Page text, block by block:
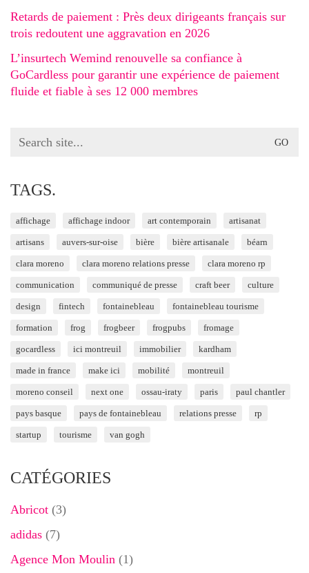
Retards de paiement : Près deux dirigeants français sur
trois redoutent une aggravation en 2026
L’insurtech Wemind renouvelle sa confiance à
GoCardless pour garantir une expérience de paiement
fluide et fiable à ses 12 000 membres
Search
TAGS.
affichage affichage indoor art contemporain artisanat
artisans auvers-sur-oise bière bière artisanale béarn
clara moreno clara moreno relations presse clara moreno rp
communication communiqué de presse craft beer culture
design fintech fontainebleau fontainebleau tourisme
formation frog frogbeer frogpubs fromage
gocardless ici montreuil immobilier kardham
made in france make ici mobilité montreuil
moreno conseil next one ossau-iraty paris paul chantler
pays basque pays de fontainebleau relations presse rp
startup tourisme van gogh
CATÉGORIES
Abricot (3)
adidas (7)
Agence Mon Moulin (1)